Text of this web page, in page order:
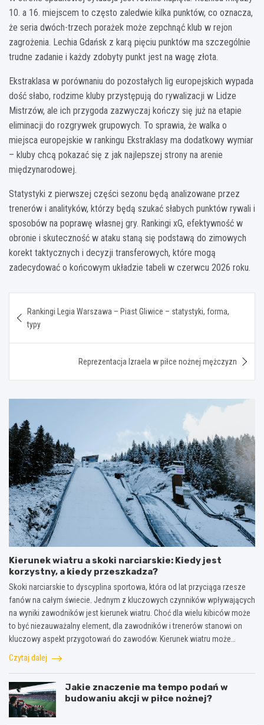
10. a 16. miejscem to często zaledwie kilka punktów, co oznacza,
że seria dwóch-trzech porażek może zepchnąć klub w rejon
zagrożenia. Lechia Gdańsk z karą pięciu punktów ma szczególnie
trudne zadanie i każdy zdobyty punkt jest na wagę złota.
Ekstraklasa w porównaniu do pozostałych lig europejskich wypada
dość słabo, rodzime kluby przystępują do rywalizacji w Lidze
Mistrzów, ale ich przygoda zazwyczaj kończy się już na etapie
eliminacji do rozgrywek grupowych. To sprawia, że walka o
miejsca europejskie w rankingu Ekstraklasy ma dodatkowy wymiar
– kluby chcą pokazać się z jak najlepszej strony na arenie
międzynarodowej.
Statystyki z pierwszej części sezonu będą analizowane przez
trenerów i analityków, którzy będą szukać słabych punktów rywali i
sposobów na poprawę własnej gry. Rankingi xG, efektywność w
obronie i skuteczność w ataku staną się podstawą do zimowych
korekt taktycznych i decyzji transferowych, które mogą
zadecydować o końcowym układzie tabeli w czerwcu 2026 roku.
wpisu
Rankingi Legia Warszawa – Piast Gliwice – statystyki, forma,
typy
Reprezentacja Izraela w piłce nożnej mężczyzn
Kierunek wiatru a skoki narciarskie: Kiedy jest
korzystny, a kiedy przeszkadza?
Skoki narciarskie to dyscyplina sportowa, która od lat przyciąga rzesze
fanów na całym świecie. Jednym z kluczowych czynników wpływających
na wyniki zawodników jest kierunek wiatru. Choć dla wielu kibiców może
to być niezauważalny element, dla zawodników i trenerów stanowi on
kluczowy aspekt przygotowań do zawodów. Kierunek wiatru może…
Czytaj dalej
Jakie znaczenie ma tempo podań w
budowaniu akcji w piłce nożnej?